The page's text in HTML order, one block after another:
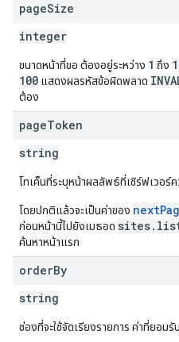
pageSize
integer
ขนาดหน้าที่ขอ ต้องอยู่ระหว่าง 1 ถึง
100 แสดงผลรหัสข้อผิดพลาด
ต้อง
pageToken
string
โทเค็นที่ระบุหน้าผลลัพธ์ที่เซิร์ฟเวอร์
โดยปกติแล้วจะเป็นค่าของ
ก่อนหน้านี้ไปยังเมธอด
ค้นหาหน้าแรก
orderBy
string
ช่องที่จะใช้จัดเรียงรายการ ค่าที่ยอม